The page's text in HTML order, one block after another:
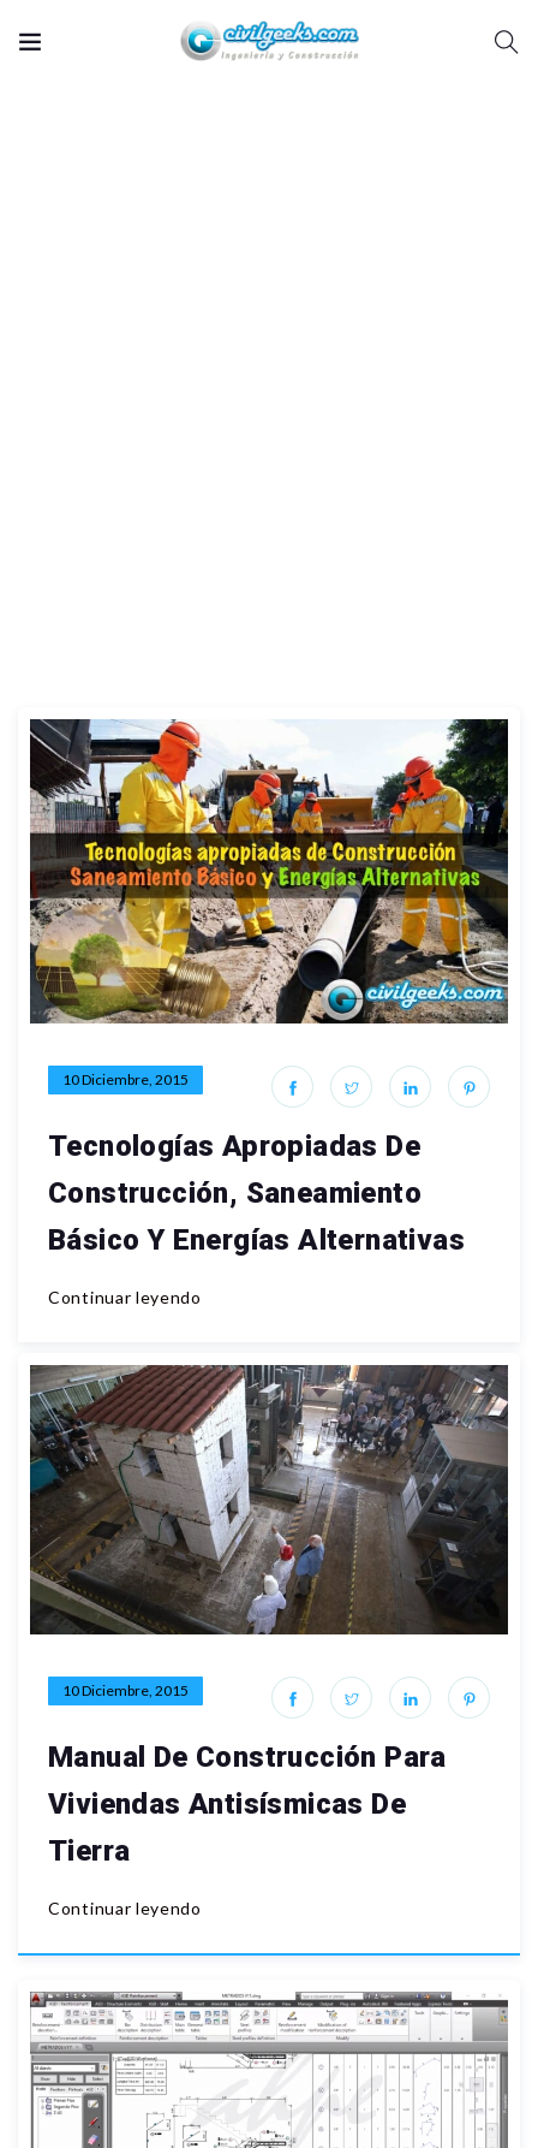
10 Diciembre, 2015
Tecnologías Apropiadas De
Construcción, Saneamiento
Básico Y Energías Alternativas
Continuar leyendo
10 Diciembre, 2015
Manual De Construcción Para
Viviendas Antisísmicas De
Tierra
Continuar leyendo